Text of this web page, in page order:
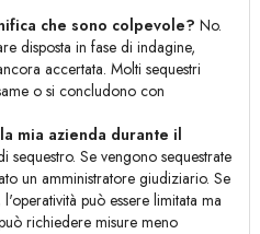
che sono colpevole? No.
disposta in fase di indagine,
accertata. Molti sequestri
o si concludono con
mia azienda durante il
sequestro. Se vengono sequestrate
un amministratore giudiziario. Se
può essere limitata ma
richiedere misure meno